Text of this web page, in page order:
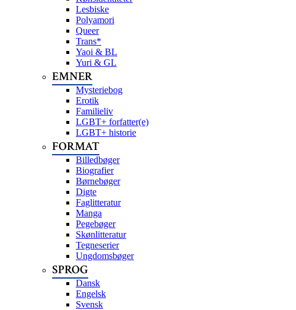
Lesbiske
Polyamori
Queer
Trans*
Yaoi & BL
Yuri & GL
EMNER
Mysteriebog
Erotik
Familieliv
LGBT+ forfatter(e)
LGBT+ historie
FORMAT
Billedbøger
Biografier
Børnebøger
Digte
Faglitteratur
Manga
Pegebøger
Skønlitteratur
Tegneserier
Ungdomsbøger
SPROG
Dansk
Engelsk
Svensk